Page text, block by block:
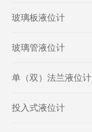
玻璃板液位计
玻璃管液位计
单（双）法兰液位计
投入式液位计